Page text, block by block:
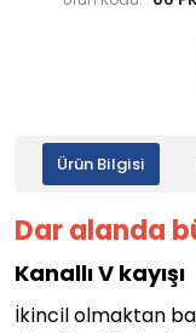
Ürün Bilgisi
Dar alanda
Kanallı V kayışı
İkincil olmaktan